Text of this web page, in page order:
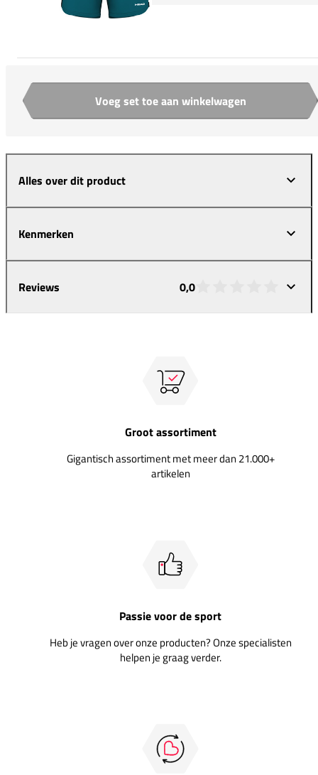
Aantal Voeg set toe aan winkelwagen
Alles over dit product
Kenmerken
Reviews 0,0
Groot assortiment
Gigantisch assortiment met meer dan 21.000+
artikelen
Passie voor de sport
Heb je vragen over onze producten? Onze specialisten
helpen je graag verder.